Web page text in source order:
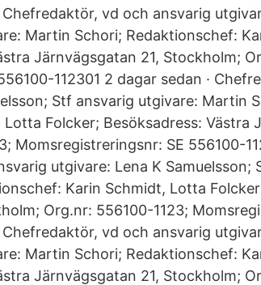
Chefredaktör, vd och ansvarig
Martin Schori; Redaktionschef:
Järnvägsgatan 21, Stockholm;
112301 2 dagar sedan ·
Stf ansvarig utgivare: Martin
Folcker; Besöksadress: Västra
Momsregistreringsnr: SE 556100-
utgivare: Lena K Samuelsson;
Karin Schmidt, Lotta
Org.nr: 556100-1123;
Chefredaktör, vd och ansvarig
Martin Schori; Redaktionschef:
Järnvägsgatan 21, Stockholm;